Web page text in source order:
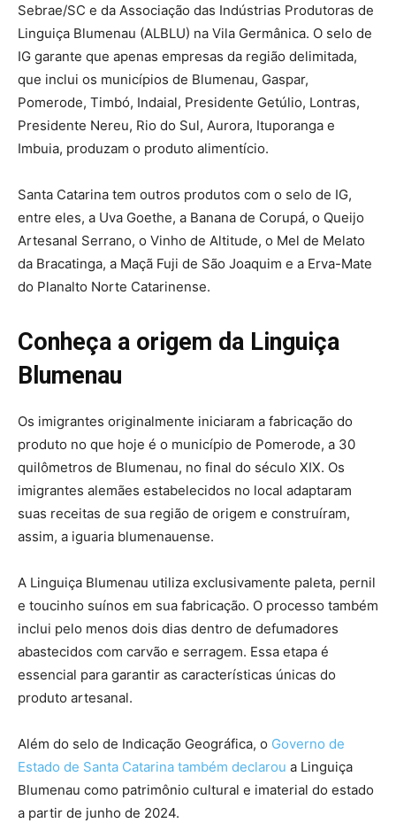
Sebrae/SC e da Associação das Indústrias Produtoras de
Linguiça Blumenau (ALBLU) na Vila Germânica. O selo de
IG garante que apenas empresas da região delimitada,
que inclui os municípios de Blumenau, Gaspar,
Pomerode, Timbó, Indaial, Presidente Getúlio, Lontras,
Presidente Nereu, Rio do Sul, Aurora, Ituporanga e
Imbuia, produzam o produto alimentício.
Santa Catarina tem outros produtos com o selo de IG,
entre eles, a Uva Goethe, a Banana de Corupá, o Queijo
Artesanal Serrano, o Vinho de Altitude, o Mel de Melato
da Bracatinga, a Maçã Fuji de São Joaquim e a Erva-Mate
do Planalto Norte Catarinense.
Conheça a origem da Linguiça
Blumenau
Os imigrantes originalmente iniciaram a fabricação do
produto no que hoje é o município de Pomerode, a 30
quilômetros de Blumenau, no final do século XIX. Os
imigrantes alemães estabelecidos no local adaptaram
suas receitas de sua região de origem e construíram,
assim, a iguaria blumenauense.
A Linguiça Blumenau utiliza exclusivamente paleta, pernil
e toucinho suínos em sua fabricação. O processo também
inclui pelo menos dois dias dentro de defumadores
abastecidos com carvão e serragem. Essa etapa é
essencial para garantir as características únicas do
produto artesanal.
Além do selo de Indicação Geográfica, o Governo de
Estado de Santa Catarina também declarou a Linguiça
Blumenau como patrimônio cultural e imaterial do estado
a partir de junho de 2024.